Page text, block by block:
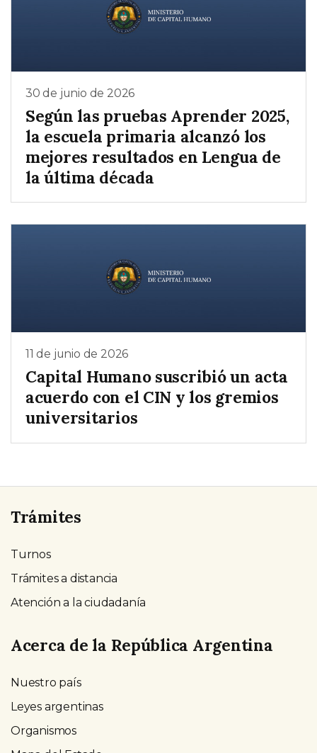
30 de junio de 2026
Según las pruebas Aprender 2025,
la escuela primaria alcanzó los
mejores resultados en Lengua de
la última década
11 de junio de 2026
Capital Humano suscribió un acta
acuerdo con el CIN y los gremios
universitarios
Trámites
Turnos
Trámites a distancia
Atención a la ciudadanía
Acerca de la República Argentina
Nuestro país
Leyes argentinas
Organismos